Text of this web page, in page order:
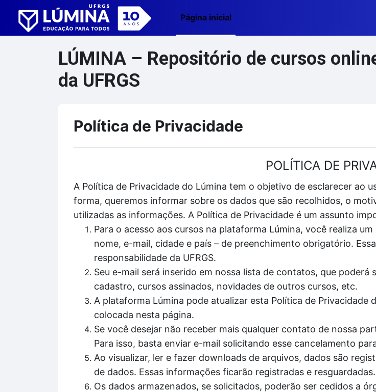
Ir para o conteúdo principal
Página inicial
LÚMINA – Repositório de cursos
da UFRGS
Política de Privacidade
POLÍTICA DE
A Política de Privacidade do Lúmina tem o objetivo de esclarecer ao
forma, queremos informar sobre os dados que são recolhidos, o
utilizadas as informações. A Política de Privacidade é um assunto
Para o acesso aos cursos na plataforma Lúmina, você realiza
nome, e-mail, cidade e país – de preenchimento obrigatório.
responsabilidade da UFRGS.
Seu e-mail será inserido em nossa lista de contatos, que
cadastro, cursos assinados, novidades de outros cursos, etc.
A plataforma Lúmina pode atualizar esta Política de Privacidade
colocada nesta página.
Se você desejar não receber mais qualquer contato de nossa
Para isso, basta enviar e-mail solicitando esse cancelamento
Ao visualizar, ler e fazer downloads de arquivos, dados são
de dados. Essas informações ficarão registradas e resguardadas.
Os dados armazenados, se solicitados, poderão ser cedidos a